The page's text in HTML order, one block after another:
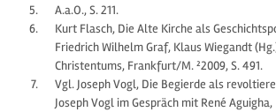
A.a.O., S. 211.
Kurt Flasch, Die Alte Kirche als
Friedrich Wilhelm Graf, Klaus Wiegandt
Christentums, Frankfurt/M. ²2009, S. 491.
Vgl. Joseph Vogl, Die Begierde als
Joseph Vogl im Gespräch mit René Aguigha,